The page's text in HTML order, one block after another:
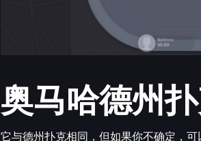
奥马哈德州
它与德州扑克相同，但如果你不确定，